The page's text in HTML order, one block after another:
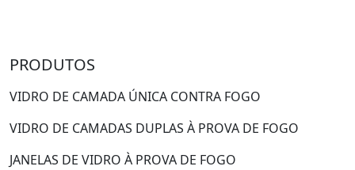
PRODUTOS
VIDRO DE CAMADA ÚNICA CONTRA FOGO
VIDRO DE CAMADAS DUPLAS À PROVA DE FOGO
JANELAS DE VIDRO À PROVA DE FOGO